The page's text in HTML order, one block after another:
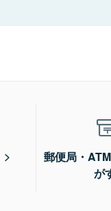
郵便局・
が